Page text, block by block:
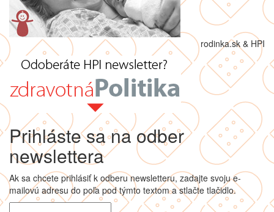
rodinka.sk & HPI
Prihláste sa na odber
newslettera
Ak sa chcete prihlásiť k odberu newsletteru, zadajte svoju e-
mailovú adresu do poľa pod týmto textom a stlačte tlačidlo.